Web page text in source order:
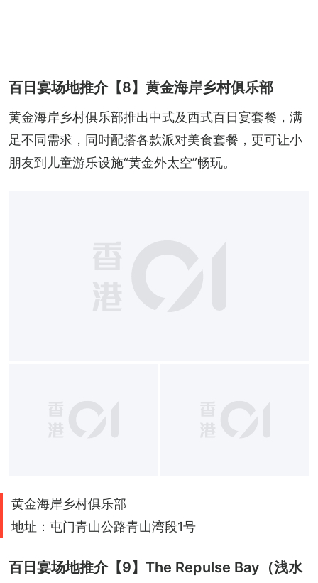
百日宴场地推介【8】黄金海岸乡村俱乐部
黄金海岸乡村俱乐部推出中式及西式百日宴套餐，满
足不同需求，同时配搭各款派对美食套餐，更可让小
朋友到儿童游乐设施“黄金外太空”畅玩。
黄金海岸乡村俱乐部
地址：屯门青山公路青山湾段1号
百日宴场地推介【9】The Repulse Bay（浅水